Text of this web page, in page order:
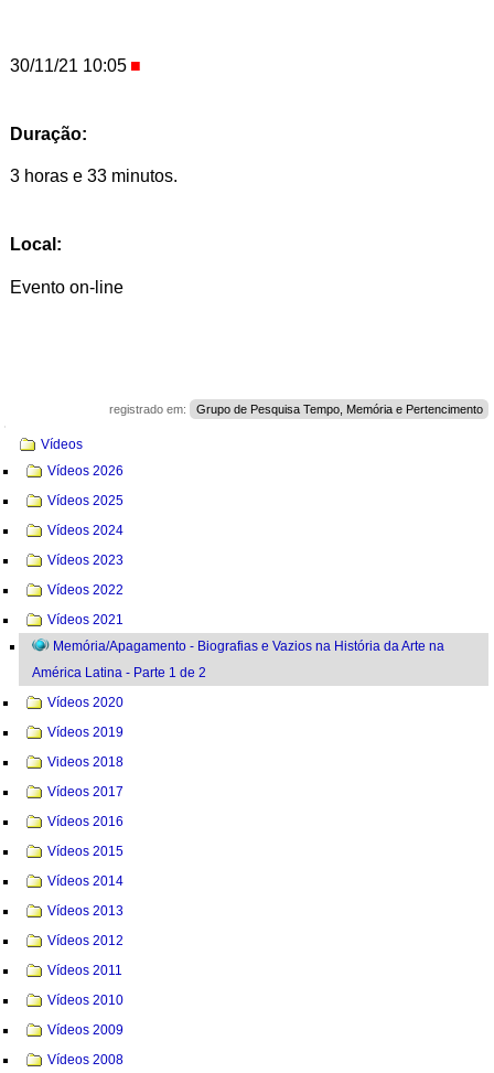
30/11/21 10:05
Duração:
3 horas e 33 minutos.
Local:
Evento on-line
registrado em: Grupo de Pesquisa Tempo, Memória e Pertencimento
Vídeos
Vídeos 2026
Vídeos 2025
Vídeos 2024
Vídeos 2023
Vídeos 2022
Vídeos 2021
Memória/Apagamento - Biografias e Vazios na História da Arte na
América Latina - Parte 1 de 2
Vídeos 2020
Vídeos 2019
Videos 2018
Vídeos 2017
Vídeos 2016
Vídeos 2015
Vídeos 2014
Vídeos 2013
Vídeos 2012
Vídeos 2011
Vídeos 2010
Vídeos 2009
Vídeos 2008